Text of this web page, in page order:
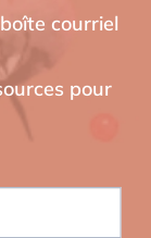
courriel
pour